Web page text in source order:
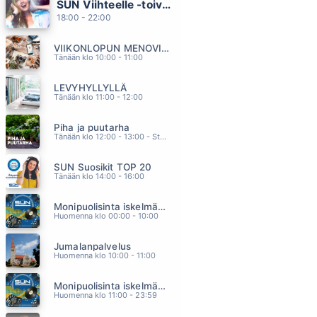
BEIRAN-MIES
SAMAAN MARMORIIN
PIENINÄ PALASINA
SUN Viihteelle -toivekonsertti
18:00 - 22:00
VIIKONLOPUN MENOVINKIT
Tänään klo 10:00 - 11:00
LEVYHYLLYLLÄ
Tänään klo 11:00 - 12:00
Piha ja puutarha
Tänään klo 12:00 - 13:00 - Studiossa: Pinsiön Taimisto
SUN Suosikit TOP 20
Tänään klo 14:00 - 16:00
Monipuolisinta iskelmää ja parasta poppia
Huomenna klo 00:00 - 10:00
Jumalanpalvelus
Huomenna klo 10:00 - 11:00
Monipuolisinta iskelmää ja parasta poppia
Huomenna klo 11:00 - 23:59